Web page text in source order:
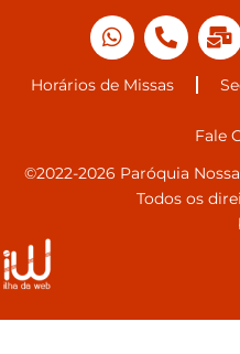
Horários de Missas
Fale
©2022-2026 Paróquia
Todos os